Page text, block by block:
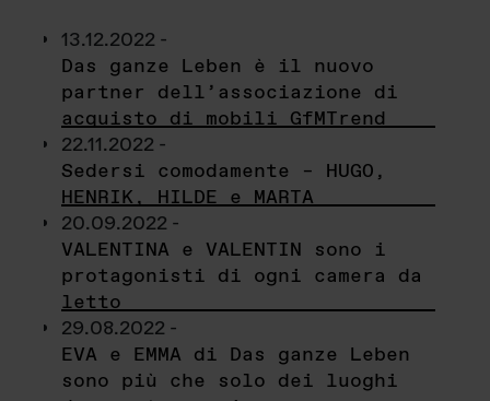
13.12.2022 -
Das ganze Leben è il nuovo
partner dell’associazione di
acquisto di mobili GfMTrend
22.11.2022 -
Sedersi comodamente – HUGO,
HENRIK, HILDE e MARTA
20.09.2022 -
VALENTINA e VALENTIN sono i
protagonisti di ogni camera da
letto
29.08.2022 -
EVA e EMMA di Das ganze Leben
sono più che solo dei luoghi